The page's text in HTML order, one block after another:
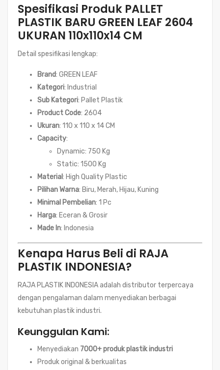
Spesifikasi Produk PALLET
PLASTIK BARU GREEN LEAF 2604
UKURAN 110x110x14 CM
Detail spesifikasi lengkap:
Brand: GREEN LEAF
Kategori: Industrial
Sub Kategori: Pallet Plastik
Product Code: 2604
Ukuran: 110 x 110 x 14 CM
Capacity:
Dynamic: 750 Kg
Static: 1500 Kg
Material: High Quality Plastic
Pilihan Warna: Biru, Merah, Hijau, Kuning
Minimal Pembelian: 1 Pc
Harga: Eceran & Grosir
Made In: Indonesia
Kenapa Harus Beli di RAJA
PLASTIK INDONESIA?
RAJA PLASTIK INDONESIA adalah distributor terpercaya
dengan pengalaman dalam menyediakan berbagai
kebutuhan plastik industri.
Keunggulan Kami:
Menyediakan 7000+ produk plastik industri
Produk original & berkualitas